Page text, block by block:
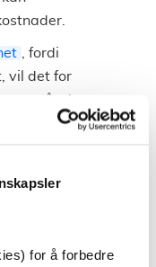
for å forbedre
, fordi
vil det for
når du
til det. Eller
være noe å